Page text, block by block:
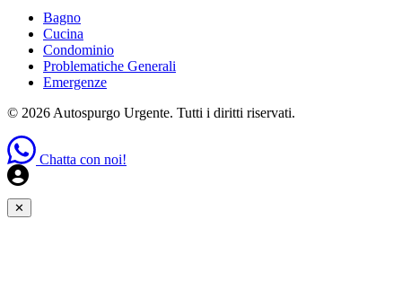
Bagno
Cucina
Condominio
Problematiche Generali
Emergenze
© 2026 Autospurgo Urgente. Tutti i diritti riservati.
Chatta con noi!
✕